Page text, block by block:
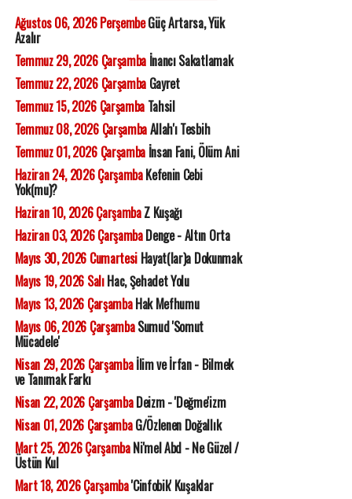
Ağustos 06, 2026 PerşembeGüç Artarsa, Yük
Azalır
Temmuz 29, 2026 Çarşambaİnancı Sakatlamak
Temmuz 22, 2026 ÇarşambaGayret
Temmuz 15, 2026 ÇarşambaTahsil
Temmuz 08, 2026 ÇarşambaAllah'ı Tesbih
Temmuz 01, 2026 Çarşambaİnsan Fani, Ölüm Ani
Haziran 24, 2026 ÇarşambaKefenin Cebi
Yok(mu)?
Haziran 10, 2026 ÇarşambaZ Kuşağı
Haziran 03, 2026 ÇarşambaDenge - Altın Orta
Mayıs 30, 2026 CumartesiHayat(lar)a Dokunmak
Mayıs 19, 2026 SalıHac, Şehadet Yolu
Mayıs 13, 2026 ÇarşambaHak Mefhumu
Mayıs 06, 2026 ÇarşambaSumud 'Somut
Mücadele'
Nisan 29, 2026 Çarşambaİlim ve İrfan - Bilmek
ve Tanımak Farkı
Nisan 22, 2026 ÇarşambaDeizm - 'Değme'izm
Nisan 01, 2026 ÇarşambaG/Özlenen Doğallık
Mart 25, 2026 ÇarşambaNi'mel Abd - Ne Güzel /
Üstün Kul
Mart 18, 2026 Çarşamba'Cinfobik' Kuşaklar